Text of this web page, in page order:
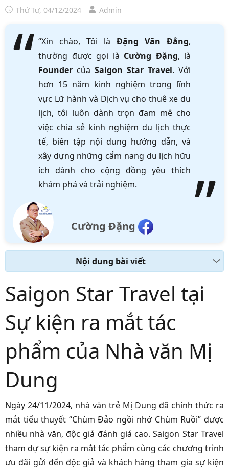
Thứ Tư, 04/12/2024 Admin
“Xin chào, Tôi là Đặng Văn Đẳng,
thường được gọi là Cường Đặng, là
Founder của Saigon Star Travel. Với
hơn 15 năm kinh nghiệm trong lĩnh
vực Lữ hành và Dịch vụ cho thuê xe du
lịch, tôi luôn dành trọn đam mê cho
việc chia sẻ kinh nghiệm du lịch thực
tế, biên tập nội dung hướng dẫn, và
xây dựng những cẩm nang du lịch hữu
ích dành cho cộng đồng yêu thích
khám phá và trải nghiệm.
Cường Đặng
Nội dung bài viết
Saigon Star Travel tại
Sự kiện ra mắt tác
phẩm của Nhà văn Mị
Dung
Ngày 24/11/2024, nhà văn trẻ Mị Dung đã chính thức ra
mắt tiểu thuyết “Chùm Đảo ngồi nhớ Chùm Ruồi” được
nhiều nhà văn, độc giả đánh giá cao. Saigon Star Travel
tham dự sự kiện ra mắt tác phẩm cùng các chương trình
ưu đãi gửi đến độc giả và khách hàng tham gia sự kiện